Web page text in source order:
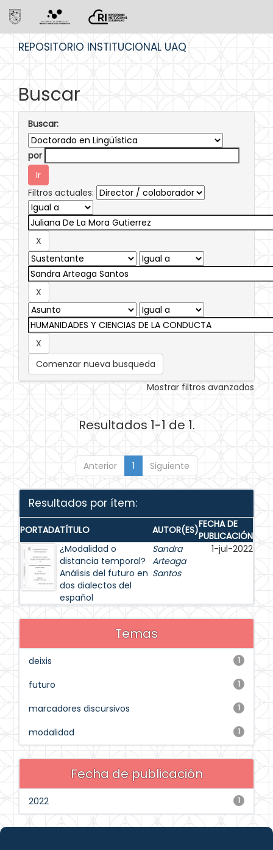
REPOSITORIO INSTITUCIONAL UAQ
Buscar
Buscar:
por
Filtros actuales:
Comenzar nueva busqueda
Mostrar filtros avanzados
Resultados 1-1 de 1.
Anterior 1 Siguiente
Resultados por ítem:
PORTADATÍTULO AUTOR(ES)FECHA DE
PUBLICACIÓN
¿Modalidad o
distancia temporal?
Análisis del futuro en
dos dialectos del
español
Sandra
Arteaga
Santos
1-jul-2022
Temas
1
deixis
1
futuro
1
marcadores discursivos
1
modalidad
Fecha de publicación
1
2022